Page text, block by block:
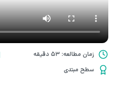
زمان مطالعه: 53 دقیقه
سطح مبتدی